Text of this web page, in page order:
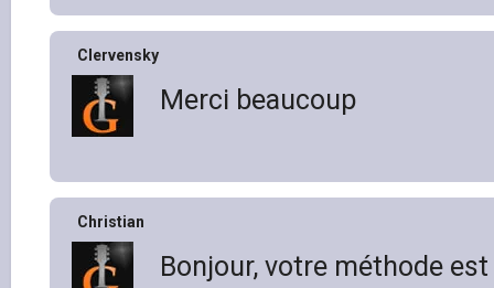
Clervensky
Merci beaucoup
Christian
Bonjour, votre méthode